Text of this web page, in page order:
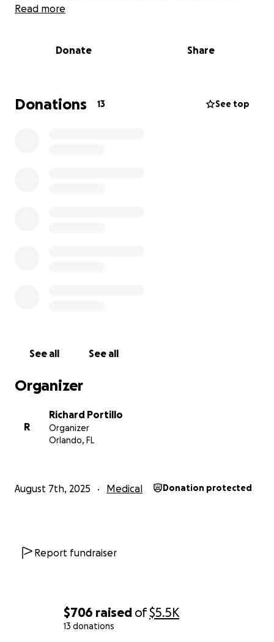
$706 raised of$5.5K
13 donations
país me obligan a utilizar estos medios para
una ayuda económica para extender mis días de
me han diagnosticado que tengo un “meningioma
frontal” (tumor en el cerebro) y requiero una cirugía
Read more
Donate Share
Donations 13 See top
See all See all
Organizer
R
Richard Portillo
Organizer
Orlando, FL
August 7th, 2025 Medical Donation protected
Report fundraiser